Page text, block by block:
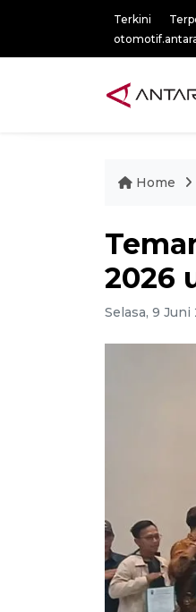
Terkini
Home
2026
Selasa, 9